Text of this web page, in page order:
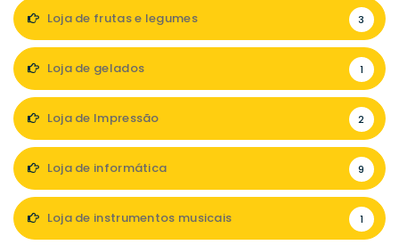
Loja de frutas e legumes 3
Loja de gelados 1
Loja de Impressão 2
Loja de informática 9
Loja de instrumentos musicais 1